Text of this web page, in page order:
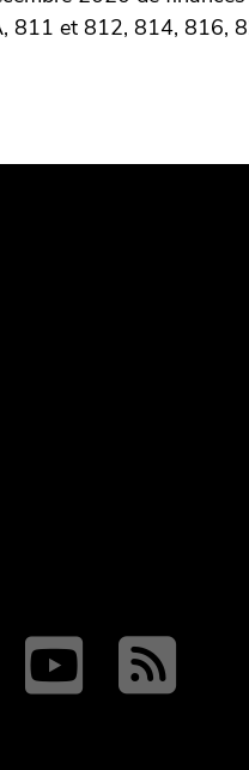
811 et 812, 814, 816,